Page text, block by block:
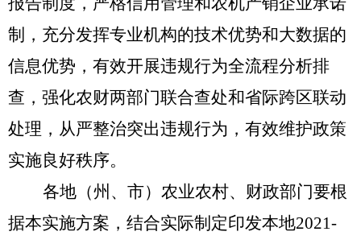
制，充分发挥专业机构的技术优势和大数据的
信息优势，有效开展违规行为全流程分析排
查，强化农财两部门联合查处和省际跨区联动
处理，从严整治突出违规行为，有效维护政策
实施良好秩序。
各地（州、市）农业农村、财政部门要根
据本实施方案，结合实际制定印发本地2021-